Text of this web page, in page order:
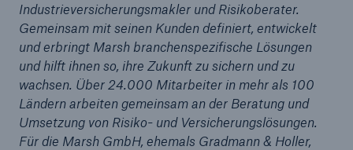
Industrieversicherungsmakler und Risikoberater.
Gemeinsam mit seinen Kunden definiert, entwickelt
und erbringt Marsh branchenspezifische Lösungen
und hilft ihnen so, ihre Zukunft zu sichern und zu
wachsen. Über 24.000 Mitarbeiter in mehr als 100
Ländern arbeiten gemeinsam an der Beratung und
Umsetzung von Risiko- und Versicherungslösungen.
Für die Marsh GmbH, ehemals Gradmann & Holler,
Media Relations
Medieninformationen und
Unternehmensnachrichten
Medieninformationen
2011